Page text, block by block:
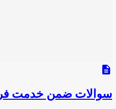
description
سوالات ضمن خدمت